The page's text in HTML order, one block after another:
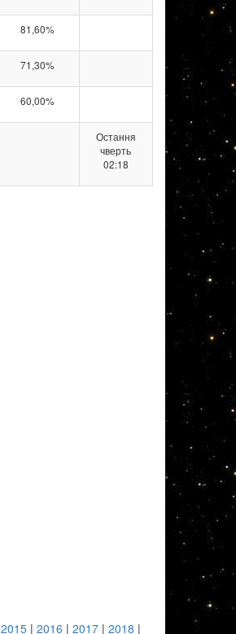
81,60%
71,30%
60,00%
Остання
чверть
02:18
2015| 2016 | 2017| 2018 |